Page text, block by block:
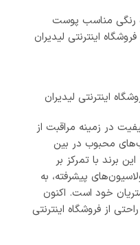
رنگی مناسب پوست
اینترنتی لیدیران
اینترنتی لیدیران
در زمینه مراقبت از
محبوب در بین
برند با تمرکز بر
پیشرفته، به
خود است. اکنون
از فروشگاه اینترنتی